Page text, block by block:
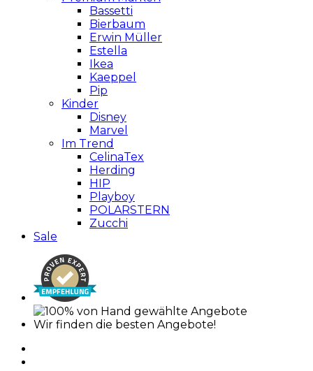
Bassetti
Bierbaum
Erwin Müller
Estella
Ikea
Kaeppel
Pip
Kinder
Disney
Marvel
Im Trend
CelinaTex
Herding
HIP
Playboy
POLARSTERN
Zucchi
Sale
Wir finden die besten Angebote!